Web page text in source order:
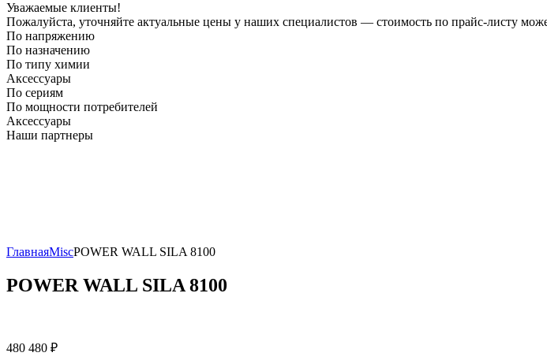
Уважаемые клиенты!
Пожалуйста, уточняйте актуальные цены у наших специалистов — стоимость по прайс‑листу
По напряжению
По назначению
По типу химии
Аксессуары
По сериям
По мощности потребителей
Аксессуары
Наши партнеры
ГлавнаяMiscPOWER WALL SILA 8100
POWER WALL SILA 8100
480 480 ₽